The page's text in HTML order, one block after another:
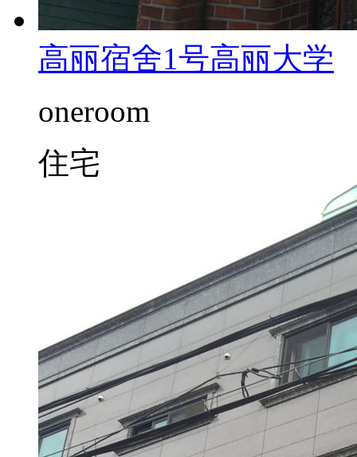
高丽宿舍1号高丽大学
oneroom
住宅